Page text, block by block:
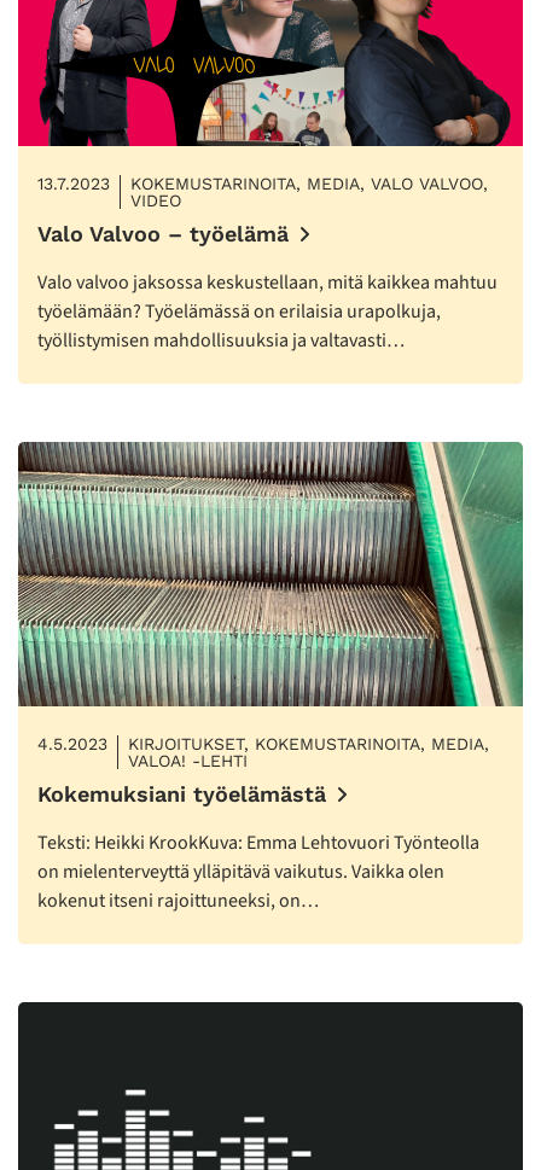
13.7.2023
KOKEMUSTARINOITA, MEDIA, VALO VALVOO,
VIDEO
Valo Valvoo – työelämä
Valo valvoo jaksossa keskustellaan, mitä kaikkea mahtuu
työelämään? Työelämässä on erilaisia urapolkuja,
työllistymisen mahdollisuuksia ja valtavasti…
4.5.2023
KIRJOITUKSET, KOKEMUSTARINOITA, MEDIA,
VALOA! -LEHTI
Kokemuksiani työelämästä
Teksti: Heikki KrookKuva: Emma Lehtovuori Työnteolla
on mielenterveyttä ylläpitävä vaikutus. Vaikka olen
kokenut itseni rajoittuneeksi, on…